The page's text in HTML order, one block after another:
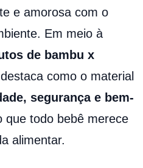
e amorosa com o
Em meio à
de bambu x
como o material
segurança e bem-
todo bebê merece
alimentar.